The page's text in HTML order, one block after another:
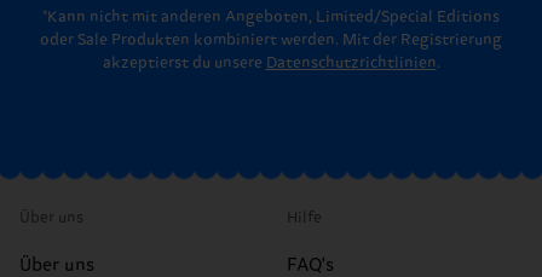
*Kann nicht mit anderen Angeboten, Limited/Special Editions
oder Sale Produkten kombiniert werden. Mit der Registrierung
akzeptierst du unsere Datenschutzrichtlinien.
Über uns
Über uns
Hilfe
FAQ's